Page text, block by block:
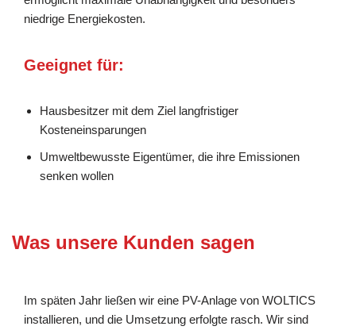
niedrige Energiekosten.
Geeignet für:
Hausbesitzer mit dem Ziel langfristiger
Kosteneinsparungen
Umweltbewusste Eigentümer, die ihre Emissionen
senken wollen
Was unsere Kunden sagen
Im späten Jahr ließen wir eine PV-Anlage von WOLTICS
installieren, und die Umsetzung erfolgte rasch. Wir sind